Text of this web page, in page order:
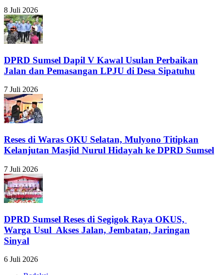
8 Juli 2026
DPRD Sumsel Dapil V Kawal Usulan Perbaikan
Jalan dan Pemasangan LPJU di Desa Sipatuhu
7 Juli 2026
Reses di Waras OKU Selatan, Mulyono Titipkan
Kelanjutan Masjid Nurul Hidayah ke DPRD Sumsel
7 Juli 2026
DPRD Sumsel Reses di Segigok Raya OKUS,
Warga Usul Akses Jalan, Jembatan, Jaringan
Sinyal
6 Juli 2026